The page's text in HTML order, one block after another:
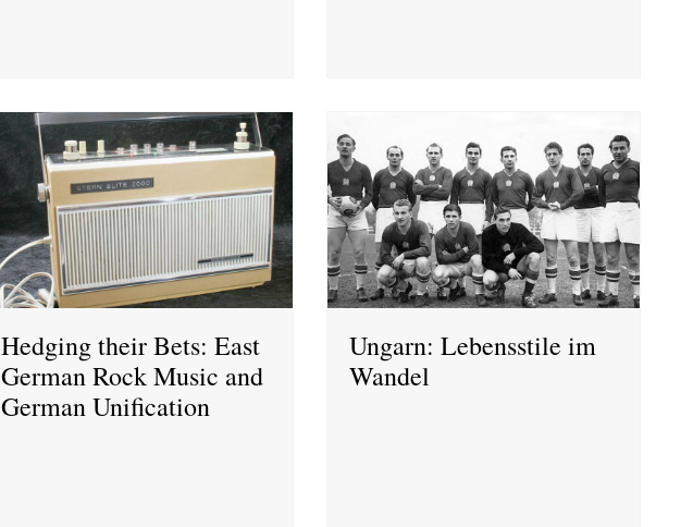
Hedging their Bets: East
German Rock Music and
German Unification
Ungarn: Lebensstile im
Wandel